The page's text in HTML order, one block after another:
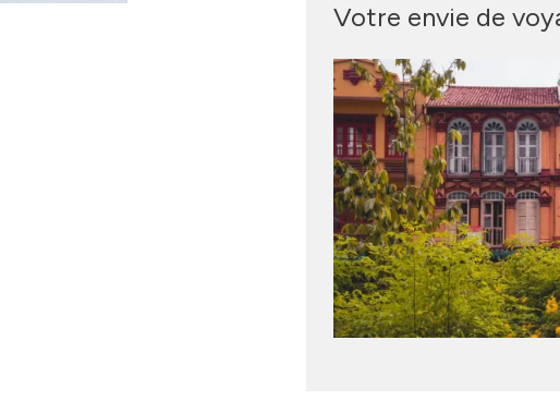
Votre envie de